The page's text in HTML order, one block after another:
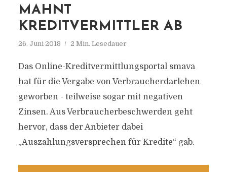
MAHNT
KREDITVERMITTLER AB
26. Juni 2018 2 Min. Lesedauer
Das Online-Kreditvermittlungsportal smava
hat für die Vergabe von Verbraucherdarlehen
geworben - teilweise sogar mit negativen
Zinsen. Aus Verbraucherbeschwerden geht
hervor, dass der Anbieter dabei
„Auszahlungsversprechen für Kredite“ gab.